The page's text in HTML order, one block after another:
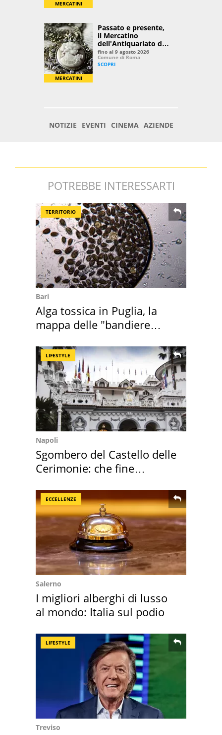
POTREBBE INTERESSARTI
TERRITORIO
Bari
Alga tossica in Puglia, la
mappa delle "bandiere
LIFESTYLE
Napoli
Sgombero del Castello delle
Cerimonie: che fine
ECCELLENZE
Salerno
I migliori alberghi di lusso
al mondo: Italia sul podio
LIFESTYLE
Treviso